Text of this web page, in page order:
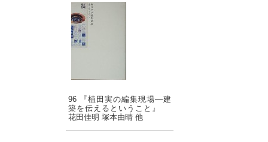
96 『植田実の編集現場―建
築を伝えるということ』
花田佳明 塚本由晴 他